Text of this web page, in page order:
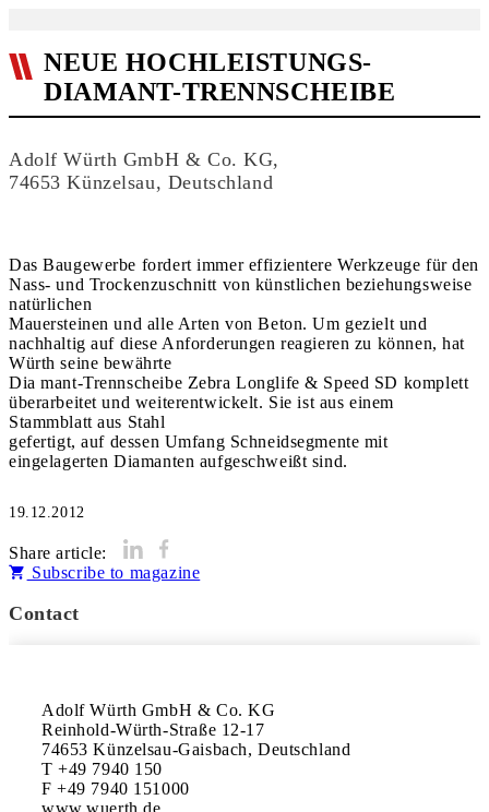
NEUE HOCHLEISTUNGS-
DIAMANT-TRENNSCHEIBE
Adolf Würth GmbH & Co. KG,
74653 Künzelsau, Deutschland
Das Baugewerbe fordert immer effizientere Werkzeuge für den
Nass- und Trockenzuschnitt von künstlichen beziehungsweise
natürlichen
Mauersteinen und alle Arten von Beton. Um gezielt und
nachhaltig auf diese Anforderungen reagieren zu können, hat
Würth seine bewährte
Dia mant-Trennscheibe Zebra Longlife & Speed SD komplett
überarbeitet und weiterentwickelt. Sie ist aus einem
Stammblatt aus Stahl
gefertigt, auf dessen Umfang Schneidsegmente mit
19.12.2012
Share article:
Subscribe to magazine
Contact
Adolf Würth GmbH & Co. KG
Reinhold-Würth-Straße 12-17
74653 Künzelsau-Gaisbach, Deutschland
T +49 7940 150
F +49 7940 151000
www.wuerth.de